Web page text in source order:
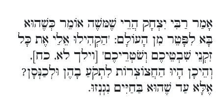
אָמַר רַבִּי יִצְחָק הֲרֵי שֶׁמּשֶׁה אוֹמֵר כְּשֶׁהוּא
בָּא לִפָּטֵר מִן הָעוֹלָם: 'הַקְהִילוּ אֵלַי אֶת כָּל
זִקְנֵי שִׁבְטֵיכֶם וְשֹׁטְרֵיכֶם' [וילך לא, כח],
וְהֵיכָן הָיוּ הַחֲצוֹצְרוֹת לִתְקֹעַ בָהֶן וּלְכַנְּסָן?
אֶלָּא עַד שֶׁהוּא בַּחַיִּים נִגְנְזוּ.